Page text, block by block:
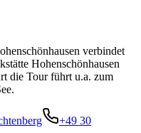
verbindet
Hohenschönhausen
die Tour führt u.a. zum
+49 30